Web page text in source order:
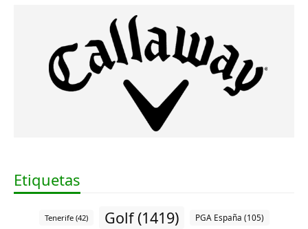
Etiquetas
Tenerife (42) Golf (1419) PGA España (105)